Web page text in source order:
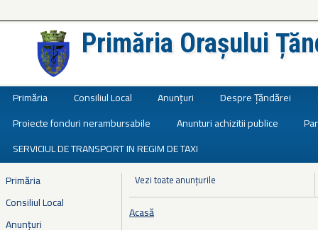
Primăria Orașului
Primăria Consiliul Local Anunțuri Despre Țăndărei
Proiecte fonduri nerambursabile
Anunturi achizitii publice
SERVICIUL DE TRANSPORT IN REGIM DE TAXI
Primăria
Consiliul Local
Anunțuri
Vezi toate anunțurile
Eşti aici
Acasă